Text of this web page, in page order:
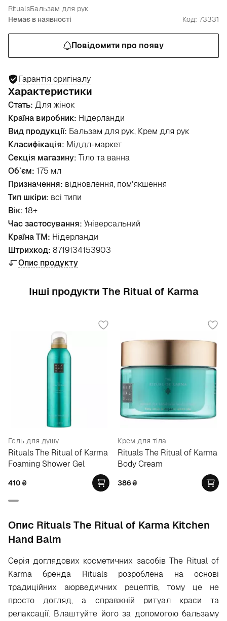
RitualsБальзам для рук
Немає в наявності
Код: 73331
Повідомити про появу
Гарантія оригіналу
Характеристики
Стать: Для жінок
Країна виробник: Нідерланди
Вид продукції: Бальзам для рук, Крем для рук
Класифікація: Міддл-маркет
Секція магазину: Тіло та ванна
Об`єм: 175 мл
Призначення: відновлення, пом'якшення
Тип шкіри: всі типи
Вік: 18+
Час застосування: Універсальний
Країна ТМ: Нідерланди
Штрихкод: 8719134153903
Опис продукту
Інші продукти The Ritual of Karma
Гель для душу
Rituals The Ritual of Karma
Foaming Shower Gel
410₴
Крем для тіла
Rituals The Ritual of Karma
Body Cream
386₴
Опис Rituals The Ritual of Karma Kitchen
Hand Balm
Серія доглядових косметичних засобів The Ritual of
Karma бренда Rituals розроблена на основі
традиційних аюрведичних рецептів, тому це не
просто догляд, а справжній ритуал краси та
релаксації. Влаштуйте його за допомогою бальзаму